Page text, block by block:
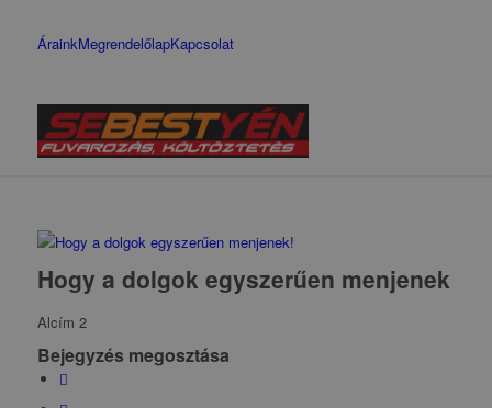
ÁrainkMegrendelőlapKapcsolat
Hogy a dolgok egyszerűen menjenek
Alcím 2
Bejegyzés megosztása